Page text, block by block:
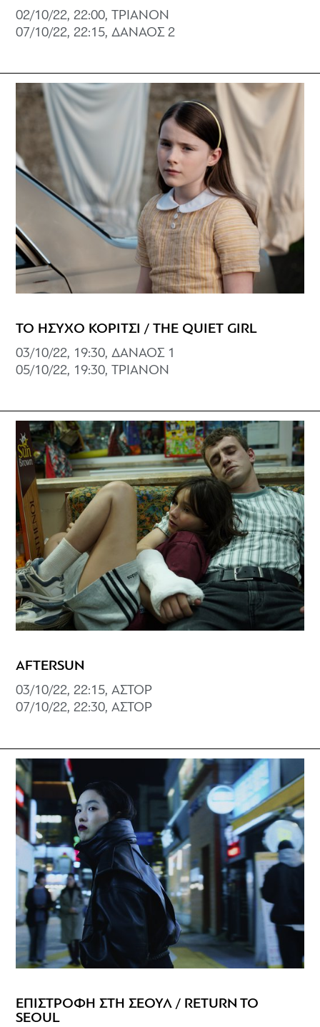
02/10/22, 22:00, ΤΡΙΑΝΟΝ
07/10/22, 22:15, ΔΑΝΑΟΣ 2
ΤΟ ΗΣΥΧΟ ΚΟΡΙΤΣΙ / THE QUIET GIRL
03/10/22, 19:30, ΔΑΝΑΟΣ 1
05/10/22, 19:30, ΤΡΙΑΝΟΝ
AFTERSUN
03/10/22, 22:15, ΑΣΤΟΡ
07/10/22, 22:30, ΑΣΤΟΡ
ΕΠΙΣΤΡΟΦΗ ΣΤΗ ΣΕΟΥΛ / RETURN TO
SEOUL